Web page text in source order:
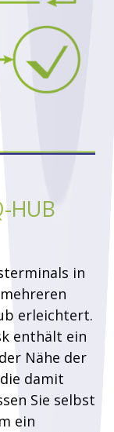
HUB
in
erleichtert.
enthält ein
Nähe der
damit
Sie selbst
ein